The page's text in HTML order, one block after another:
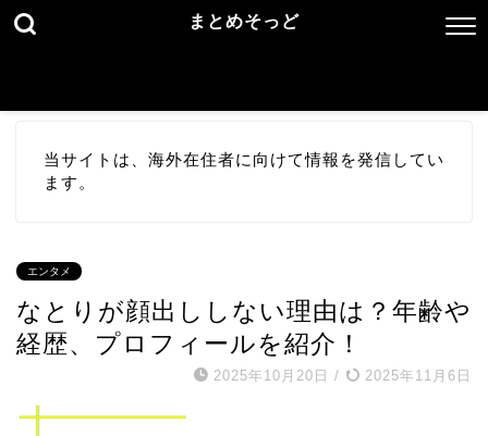
まとめそっど
当サイトは、海外在住者に向けて情報を発信してい
ます。
エンタメ
なとりが顔出ししない理由は？年齢や
経歴、プロフィールを紹介！
2025年10月20日 / 2025年11月6日